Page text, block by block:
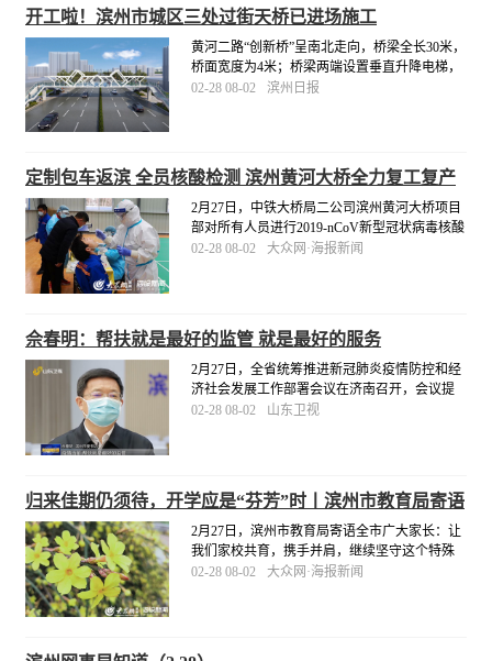
开工啦！滨州市城区三处过街天桥已进场施工
黄河二路“创新桥”呈南北走向，桥梁全长30米，
桥面宽度为4米；桥梁两端设置垂直升降电梯，
人行梯道宽2.5米。市城管局将督促施工单位科
02-28 08-02 滨州日报
定制包车返滨 全员核酸检测 滨州黄河大桥全力复工复产
2月27日，中铁大桥局二公司滨州黄河大桥项目
部对所有人员进行2019-nCoV新型冠状病毒核酸
检测，严格落实疫情防控主体责任，为项目安
02-28 08-02 大众网·海报新闻
佘春明：帮扶就是最好的监管 就是最好的服务
2月27日，全省统筹推进新冠肺炎疫情防控和经
济社会发展工作部署会议在济南召开，会议提
出了统筹推进疫情防控和经济社会发展工作的
02-28 08-02 山东卫视
归来佳期仍须待，开学应是“芬芳”时丨滨州市教育局寄语
全市广大家长
2月27日，滨州市教育局寄语全市广大家长：让
我们家校共育，携手并肩，继续坚守这个特殊
的假期，继续关心关注孩子的健康、学习和成
02-28 08-02 大众网·海报新闻